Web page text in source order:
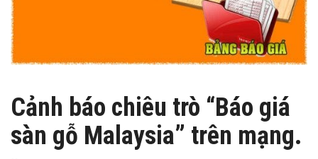
Cảnh báo chiêu trò “Báo giá
sàn gỗ Malaysia” trên mạng.